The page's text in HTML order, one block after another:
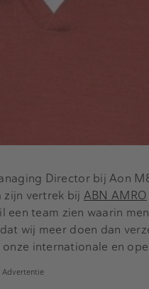
Director bij Aon
zijn vertrek bij ABN AMRO
een team zien waarin
wij meer doen dan
internationale en
Advertentie